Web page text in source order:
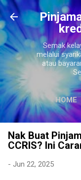
Semak
melalui
atau
HOME
Nak Buat
CCRIS? Ini
- Jun 22, 2025